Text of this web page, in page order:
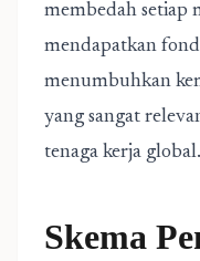
membedah setiap
mendapatkan
menumbuhkan
yang sangat
tenaga kerja global.
Skema